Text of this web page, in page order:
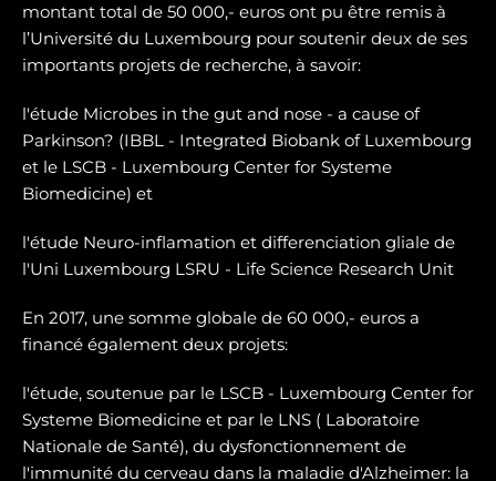
montant total de 50 000,- euros ont pu être remis à
l’Université du Luxembourg pour soutenir deux de ses
importants projets de recherche, à savoir:
l'étude Microbes in the gut and nose - a cause of
Parkinson? (IBBL - Integrated Biobank of Luxembourg
et le LSCB - Luxembourg Center for Systeme
Biomedicine) et
l'étude Neuro-inflamation et differenciation gliale de
l'Uni Luxembourg LSRU - Life Science Research Unit
En 2017, une somme globale de 60 000,- euros a
financé également deux projets:
l'étude, soutenue par le LSCB - Luxembourg Center for
Systeme Biomedicine et par le LNS ( Laboratoire
Nationale de Santé), du dysfonctionnement de
l'immunité du cerveau dans la maladie d'Alzheimer: la